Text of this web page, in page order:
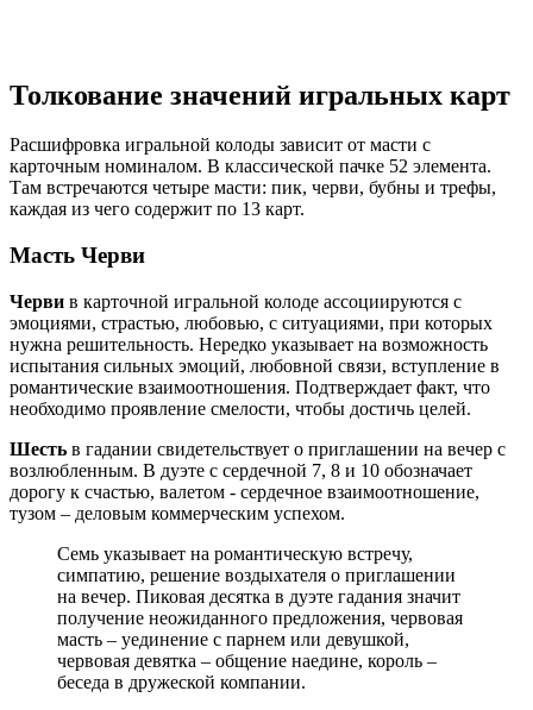
Толкование значений игральных карт
Расшифровка игральной колоды зависит от масти с
карточным номиналом. В классической пачке 52 элемента.
Там встречаются четыре масти: пик, черви, бубны и трефы,
каждая из чего содержит по 13 карт.
Масть Черви
Черви в карточной игральной колоде ассоциируются с
эмоциями, страстью, любовью, с ситуациями, при которых
нужна решительность. Нередко указывает на возможность
испытания сильных эмоций, любовной связи, вступление в
романтические взаимоотношения. Подтверждает факт, что
необходимо проявление смелости, чтобы достичь целей.
Шесть в гадании свидетельствует о приглашении на вечер с
возлюбленным. В дуэте с сердечной 7, 8 и 10 обозначает
дорогу к счастью, валетом - сердечное взаимоотношение,
тузом – деловым коммерческим успехом.
Семь указывает на романтическую встречу,
симпатию, решение воздыхателя о приглашении
на вечер. Пиковая десятка в дуэте гадания значит
получение неожиданного предложения, червовая
масть – уединение с парнем или девушкой,
червовая девятка – общение наедине, король –
беседа в дружеской компании.